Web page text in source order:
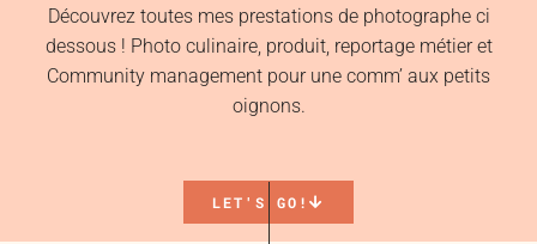
Découvrez toutes mes prestations de photographe ci
dessous ! Photo culinaire, produit, reportage métier et
Community management pour une comm’ aux petits
oignons.
LET'S GO!